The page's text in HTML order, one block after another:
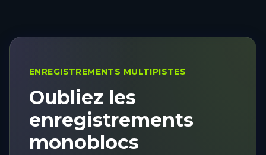
ENREGISTREMENTS MULTIPISTES
Oubliez les
enregistrements
monoblocs